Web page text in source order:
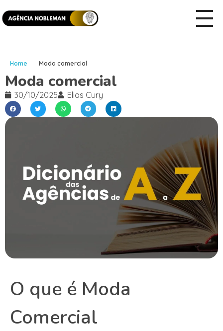
Home Moda comercial
Moda comercial
30/10/2025 Elias Cury
O que é Moda
Comercial